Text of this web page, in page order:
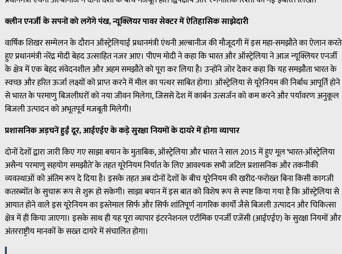
क्लीन एनर्जी के सपनों को लगेंगे पंख, न्यूक्लियर पावर सेक्टर में ऐतिहासिक साझेदारी
वार्षिक शिखर सम्मेलन के दौरान ऑस्ट्रेलियाई प्रधानमंत्री एंथनी अल्बानीज की मौजूदगी में इस महा-समझौते का ऐलान करते
हुए प्रधानमंत्री नरेंद्र मोदी बेहद उत्साहित नजर आए। पीएम मोदी ने कहा कि भारत और ऑस्ट्रेलिया ने आज न्यूक्लियर एनर्जी
के क्षेत्र में एक बेहद संवेदनशील और अहम समझौते को पूरा कर लिया है। उन्होंने जोर देकर कहा कि यह समझौता भारत के
स्वच्छ और हरित ऊर्जा लक्ष्यों को प्राप्त करने में मील का पत्थर साबित होगा। ऑस्ट्रेलिया से यूरेनियम की निर्बाध आपूर्ति होने
से भारत के परमाणु बिजलीघरों को नया जीवन मिलेगा, जिससे देश में कार्बन उत्सर्जन को कम करने और पर्यावरण अनुकूल
बिजली उत्पादन को अभूतपूर्व मजबूती मिलेगी।
प्रशासनिक अड़चनें हुईं दूर, आईएईए के कड़े सुरक्षा नियमों के दायरे में होगा व्यापार
दोनों देशों द्वारा जारी किए गए साझा बयान के मुताबिक, ऑस्ट्रेलिया और भारत ने साल 2015 में हुए मूल ‘भारत-ऑस्ट्रेलिया
असैन्य परमाणु सहयोग समझौते’ के तहत यूरेनियम निर्यात के लिए आवश्यक सभी जटिल प्रशासनिक और तकनीकी
व्यवस्थाओं को अंतिम रूप दे दिया है। इसके तहत अब दोनों देशों के बीच यूरेनियम की खरीद-फरोख्त बिना किसी कागजी
कतरब्योंत के सुचारू रूप से शुरू हो सकेगी। साझा बयान में इस बात को विशेष रूप से स्पष्ट किया गया है कि ऑस्ट्रेलिया से
आयात होने वाले इस यूरेनियम का इस्तेमाल सिर्फ और सिर्फ शांतिपूर्ण नागरिक कार्यों जैसे बिजली उत्पादन और चिकित्सा
क्षेत्र में ही किया जाएगा। इसके साथ ही यह पूरा व्यापार इंटरनेशनल एटॉमिक एनर्जी एजेंसी (आईएईए) के सुरक्षा नियमों और
अंतरराष्ट्रीय मानकों के सख्त दायरे में संचालित होगा।